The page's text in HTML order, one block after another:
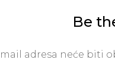
Be
adresa neće biti